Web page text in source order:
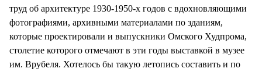
труд об архитектуре 1930-1950-х годов с вдохновляющими
фотографиями, архивными материалами по зданиям,
которые проектировали и выпускники Омского Худпрома,
столетие которого отмечают в эти годы выставкой в музее
им. Врубеля. Хотелось бы такую летопись составить и по